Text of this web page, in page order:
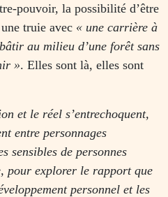
pouvoir, la possibilité d’être
truie avec « une carrière à
au milieu d’une forêt sans
». Elles sont là, elles sont
et le réel s’entrechoquent,
entre personnages
sensibles de personnes
pour explorer le rapport que
personnel et les